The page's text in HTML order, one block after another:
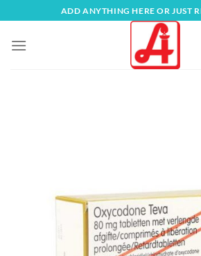
Inhalt
springen
ADD ANYTHING HERE OR JUST